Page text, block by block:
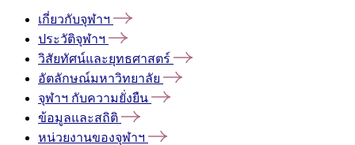
เกี่ยวกับจุฬาฯ
ประวัติจุฬาฯ
วิสัยทัศน์และยุทธศาสตร์
อัตลักษณ์มหาวิทยาลัย
จุฬาฯ กับความยั่งยืน
ข้อมูลและสถิติ
หน่วยงานของจุฬาฯ